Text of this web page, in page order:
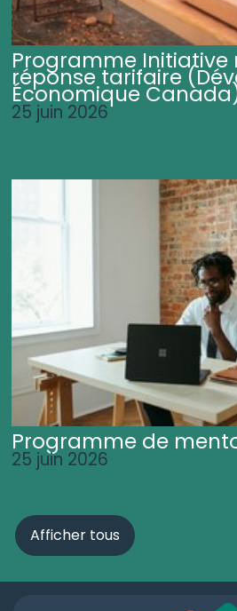
Programme Initiative
réponse tarifaire
Économique
25 juin 2026
Programme de
25 juin 2026
Afficher tous